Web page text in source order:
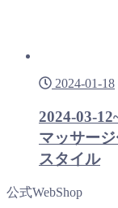
2024-01-18
2024-03-
マッサー
スタイル
公式WebShop